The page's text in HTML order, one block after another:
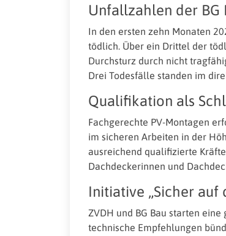
Unfallzahlen der BG
In den ersten zehn Monaten
tödlich. Über ein Drittel der
Durchsturz durch nicht
Drei Todesfälle standen im
Qualifikation als
Fachgerechte PV-Montagen
im sicheren Arbeiten in der
ausreichend qualifizierte
Dachdeckerinnen und
Initiative „Sicher auf
ZVDH und BG Bau starten
technische Empfehlungen